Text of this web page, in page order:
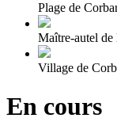
Plage de
Maître-autel
Village de
En cours